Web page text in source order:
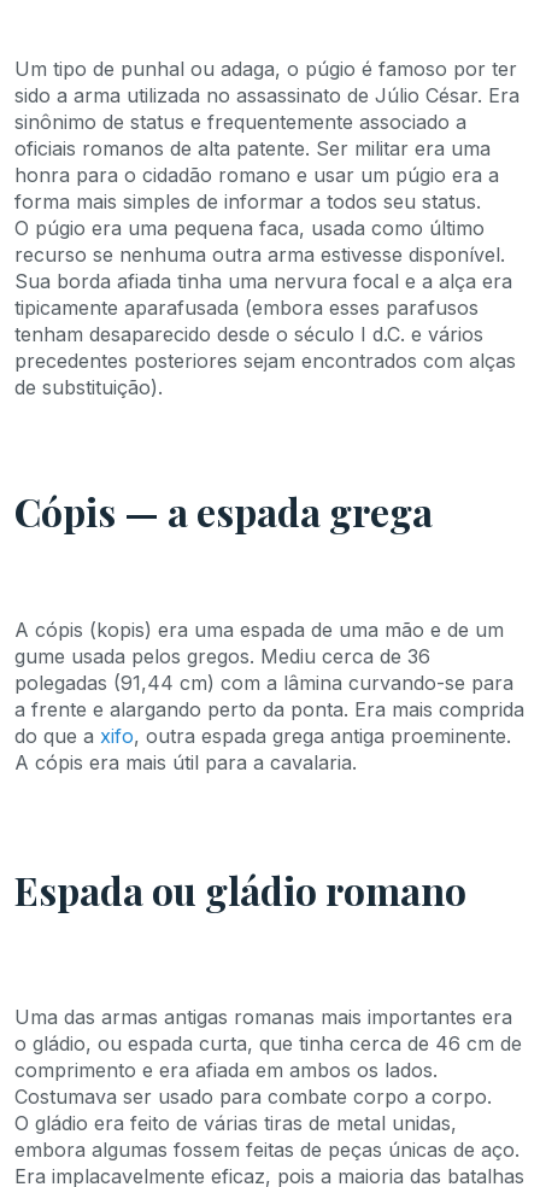
Um tipo de punhal ou adaga, o púgio é famoso por ter
sido a arma utilizada no assassinato de Júlio César. Era
sinônimo de status e frequentemente associado a
oficiais romanos de alta patente. Ser militar era uma
honra para o cidadão romano e usar um púgio era a
forma mais simples de informar a todos seu status.
O púgio era uma pequena faca, usada como último
recurso se nenhuma outra arma estivesse disponível.
Sua borda afiada tinha uma nervura focal e a alça era
tipicamente aparafusada (embora esses parafusos
tenham desaparecido desde o século I d.C. e vários
precedentes posteriores sejam encontrados com alças
de substituição).
Cópis — a espada grega
A cópis (kopis) era uma espada de uma mão e de um
gume usada pelos gregos. Mediu cerca de 36
polegadas (91,44 cm) com a lâmina curvando-se para
a frente e alargando perto da ponta. Era mais comprida
do que a xifo, outra espada grega antiga proeminente.
A cópis era mais útil para a cavalaria.
Espada ou gládio romano
Uma das armas antigas romanas mais importantes era
o gládio, ou espada curta, que tinha cerca de 46 cm de
comprimento e era afiada em ambos os lados.
Costumava ser usado para combate corpo a corpo.
O gládio era feito de várias tiras de metal unidas,
embora algumas fossem feitas de peças únicas de aço.
Era implacavelmente eficaz, pois a maioria das batalhas